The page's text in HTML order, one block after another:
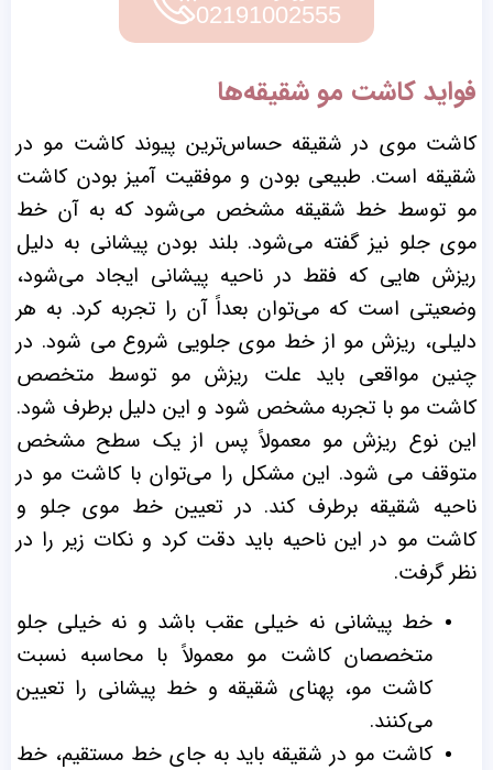
02191002555
فواید کاشت مو شقیقه‌ها
کاشت موی در شقیقه حساس‌ترین پیوند کاشت مو در
شقیقه است. طبیعی بودن و موفقیت آمیز بودن کاشت
مو توسط خط شقیقه مشخص می‌شود که به آن خط
موی جلو نیز گفته می‌شود. بلند بودن پیشانی به دلیل
ریزش هایی که فقط در ناحیه پیشانی ایجاد می‌شود،
وضعیتی است که می‌توان بعداً آن را تجربه کرد. به هر
دلیلی، ریزش مو از خط موی جلویی شروع می شود. در
چنین مواقعی باید علت ریزش مو توسط متخصص
کاشت مو با تجربه مشخص شود و این دلیل برطرف شود.
این نوع ریزش مو معمولاً پس از یک سطح مشخص
متوقف می شود. این مشکل را می‌توان با کاشت مو در
ناحیه شقیقه برطرف کند. در تعیین خط موی جلو و
کاشت مو در این ناحیه باید دقت کرد و نکات زیر را در
نظر گرفت.
خط پیشانی نه خیلی عقب باشد و نه خیلی جلو
متخصصان کاشت مو معمولاً با محاسبه نسبت
کاشت مو، پهنای شقیقه و خط پیشانی را تعیین
می‌کنند.
کاشت مو در شقیقه باید به جای خط مستقیم، خط